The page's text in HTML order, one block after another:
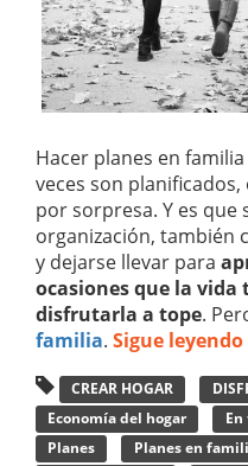
Hacer planes en
veces son
por sorpresa. Y es que
organización, también
y dejarse llevar para
ocasiones que la vida
disfrutarla a tope.
familia. Sigue leyendo
CREAR HOGAR
Economía del hogar
Planes
Planes en